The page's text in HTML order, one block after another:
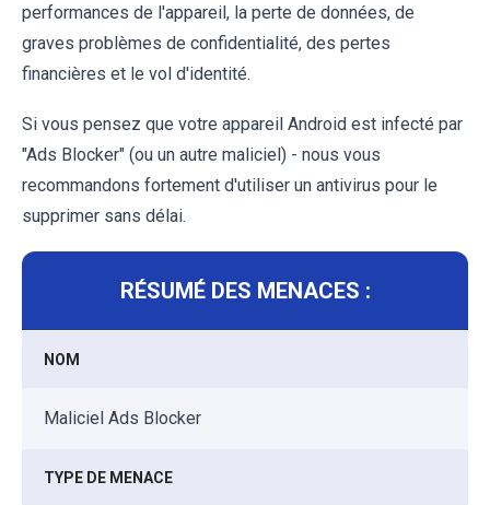
performances de l'appareil, la perte de données, de
graves problèmes de confidentialité, des pertes
financières et le vol d'identité.
Si vous pensez que votre appareil Android est infecté par
"Ads Blocker" (ou un autre maliciel) - nous vous
recommandons fortement d'utiliser un antivirus pour le
supprimer sans délai.
RÉSUMÉ DES MENACES :
NOM
Maliciel Ads Blocker
TYPE DE MENACE